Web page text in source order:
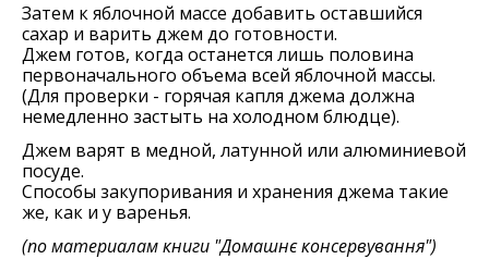
Затем к яблочной массе добавить оставшийся
сахар и варить джем до готовности.
Джем готов, когда останется лишь половина
первоначального объема всей яблочной массы.
(Для проверки - горячая капля джема должна
немедленно застыть на холодном блюдце).
Джем варят в медной, латунной или алюминиевой
посуде.
Способы закупоривания и хранения джема такие
же, как и у варенья.
(по материалам книги "Домашнє консервування")